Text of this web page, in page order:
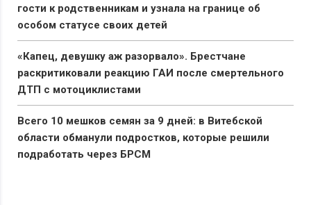
гости к родственникам и узнала на границе об
особом статусе своих детей
«Капец, девушку аж разорвало». Брестчане
раскритиковали реакцию ГАИ после смертельного
ДТП с мотоциклистами
Всего 10 мешков семян за 9 дней: в Витебской
области обманули подростков, которые решили
подработать через БРСМ